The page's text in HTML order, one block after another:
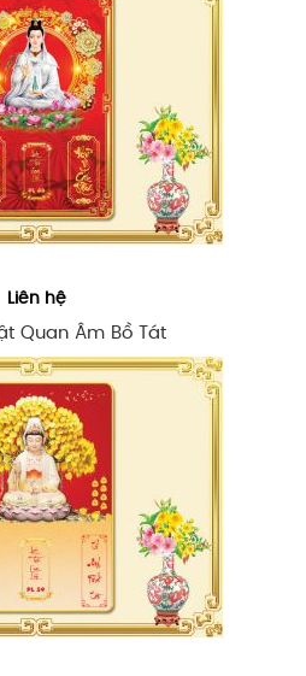
Liên hệ
Quan Âm Bồ Tát